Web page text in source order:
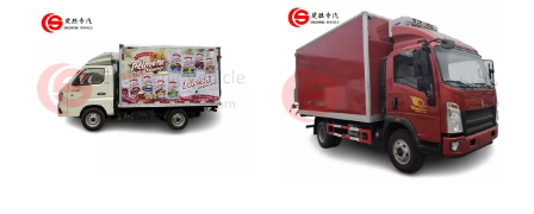
alimentos congelados